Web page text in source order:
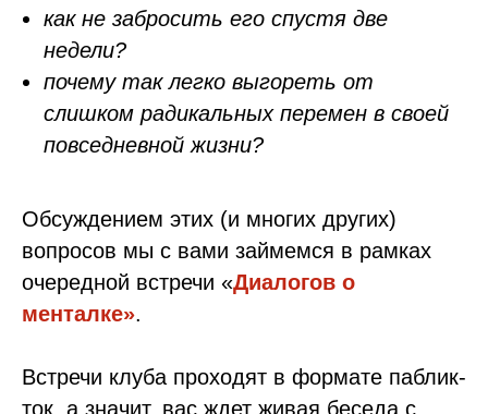
как не забросить его спустя две
недели?
почему так легко выгореть от
слишком радикальных перемен в своей
повседневной жизни?
Обсуждением этих (и многих других)
вопросов мы с вами займемся в рамках
очередной встречи «Диалогов о
менталке».
Встречи клуба проходят в формате паблик-
ток, а значит, вас ждет живая беседа с